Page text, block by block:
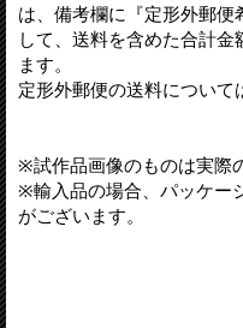
は、備考欄に『定形外郵便
して、送料を含めた合計
ます。
定形外郵便の送料について
※試作品画像のものは実際
※輸入品の場合、パッケー
がございます。